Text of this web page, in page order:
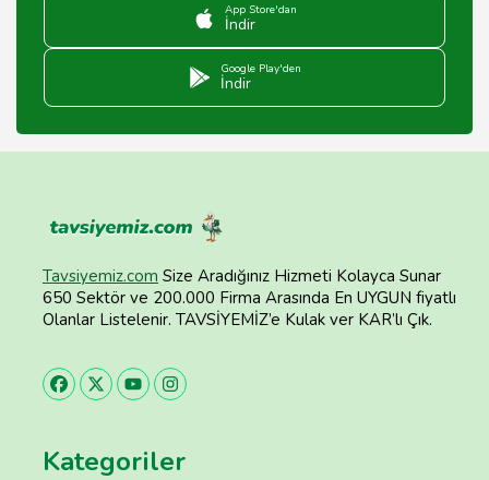
App Store'dan
İndir
Google Play'den
İndir
Tavsiyemiz.com Size Aradığınız Hizmeti Kolayca Sunar
650 Sektör ve 200.000 Firma Arasında En UYGUN fiyatlı
Olanlar Listelenir. TAVSİYEMİZ’e Kulak ver KAR’lı Çık.
Kategoriler